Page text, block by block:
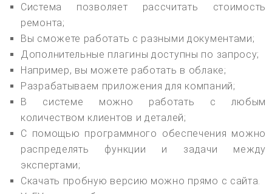
Система позволяет рассчитать стоимость
ремонта;
Вы сможете работать с разными документами;
Дополнительные плагины доступны по запросу;
Например, вы можете работать в облаке;
Разрабатываем приложения для компаний;
В системе можно работать с любым
количеством клиентов и деталей;
С помощью программного обеспечения можно
распределять функции и задачи между
экспертами;
Скачать пробную версию можно прямо с сайта.